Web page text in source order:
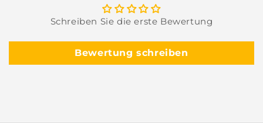
Schreiben Sie die erste Bewertung
Bewertung schreiben